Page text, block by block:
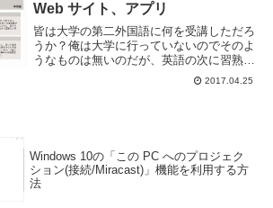
Web サイト、アプリ
皆は大学の第二外国語に何を受講しただろ
うか？俺は大学に行っていないのでそのよ
うなものは無いのだが、英語の次に習熟度
が高い外国語、というくくりで言えば中国
語がそれに該当するだろう。事実上の国際
2017.04.25
Windows 10の「この PC へのプロジェク
ション(接続/Miracast)」機能を利用する方
法